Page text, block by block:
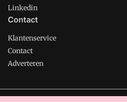
Linkedin
Contact
Klantenservice
Contact
Adverteren